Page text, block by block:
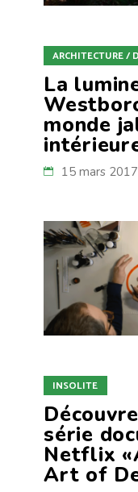
ARCHITECTURE /
La
monde
15 mars 2017
INSOLITE
série
Netflix
Art of